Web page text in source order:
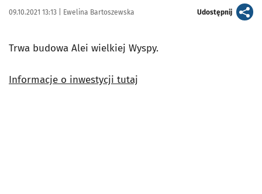
Data publikacji:
09.10.2021 13:13 | Autor:
Ewelina Bartoszewska Udostępnijartykuł
Trwa budowa Alei wielkiej Wyspy.
Informacje o inwestycji tutaj